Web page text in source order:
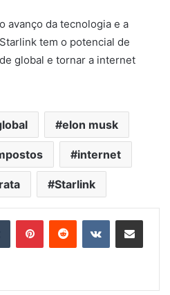
avanço da tecnologia e a
tem o potencial de
global e tornar a internet
elon musk
internet
Starlink